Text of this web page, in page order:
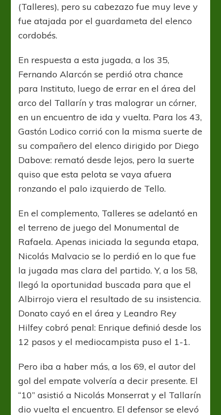
(Talleres), pero su cabezazo fue muy leve y
fue atajada por el guardameta del elenco
cordobés.
En respuesta a esta jugada, a los 35,
Fernando Alarcón se perdió otra chance
para Instituto, luego de errar en el área del
arco del Tallarín y tras malograr un córner,
en un encuentro de ida y vuelta. Para los 43,
Gastón Lodico corrió con la misma suerte de
su compañero del elenco dirigido por Diego
Dabove: remató desde lejos, pero la suerte
quiso que esta pelota se vaya afuera
ronzando el palo izquierdo de Tello.
En el complemento, Talleres se adelantó en
el terreno de juego del Monumental de
Rafaela. Apenas iniciada la segunda etapa,
Nicolás Malvacio se lo perdió en lo que fue
la jugada mas clara del partido. Y, a los 58,
llegó la oportunidad buscada para que el
Albirrojo viera el resultado de su insistencia.
Donato cayó en el área y Leandro Rey
Hilfey cobró penal: Enrique definió desde los
12 pasos y el mediocampista puso el 1-1.
Pero iba a haber más, a los 69, el autor del
gol del empate volvería a decir presente. El
“10” asistió a Nicolás Monserrat y el Tallarín
dio vuelta el encuentro. El defensor se elevó